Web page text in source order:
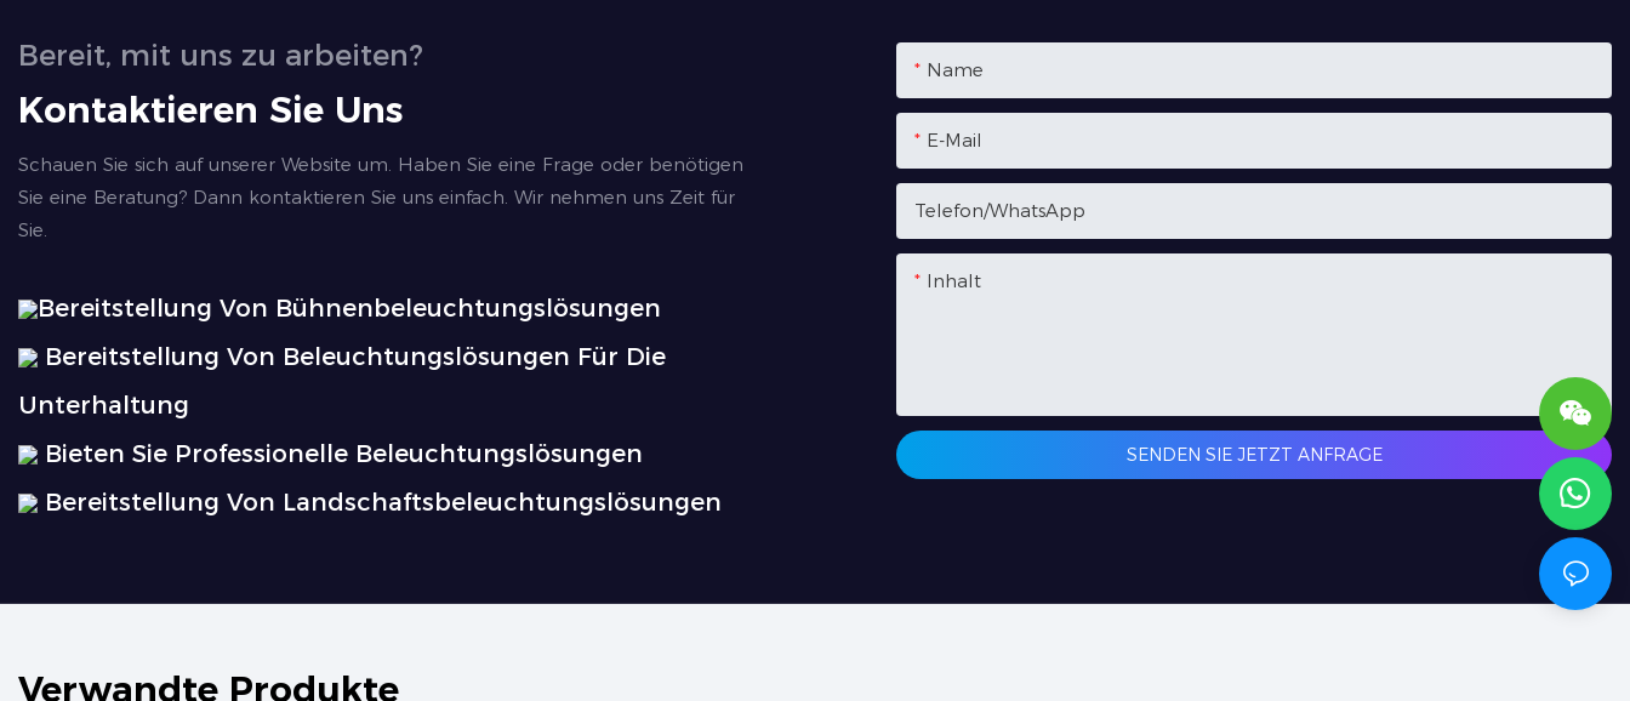
Bereit, mit uns zu arbeiten?
Kontaktieren Sie Uns
Schauen Sie sich auf unserer Website um. Haben Sie eine Frage oder benötigen
Sie eine Beratung? Dann kontaktieren Sie uns einfach. Wir nehmen uns Zeit für
Sie.
Bereitstellung Von Bühnenbeleuchtungslösungen
Bereitstellung Von Beleuchtungslösungen Für Die
Unterhaltung
Bieten Sie Professionelle Beleuchtungslösungen
Bereitstellung Von Landschaftsbeleuchtungslösungen
Name
E-Mail
Telefon/WhatsApp
Inhalt
SENDEN SIE JETZT ANFRAGE
Verwandte Produkte